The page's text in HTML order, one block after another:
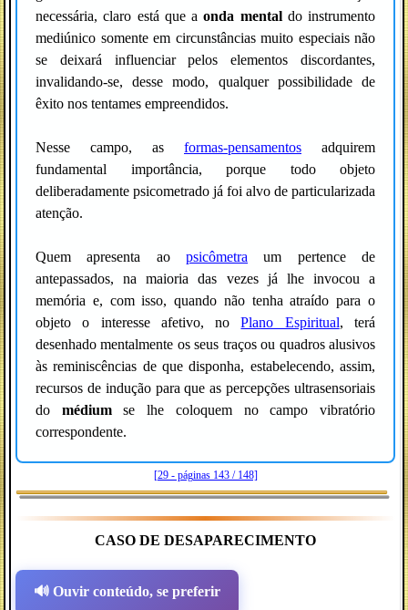
necessária, claro está que aonda mentaldo instrumento
mediúnico somente em circunstâncias muito especiais não
se deixará influenciar pelos elementos discordantes,
invalidando-se, desse modo, qualquer possibilidade de
êxito nos tentames empreendidos.
Nesse campo, as formas-pensamentos adquirem
fundamental importância, porque todo objeto
deliberadamente psicometrado já foi alvo de particularizada
atenção.
Quem apresenta ao psicômetra um pertence de
antepassados, na maioria das vezes já lhe invocou a
memória e, com isso, quando não tenha atraído para o
objeto o interesse afetivo, noPlano Espiritual, terá
desenhado mentalmente os seus traços ou quadros alusivos
às reminiscências de que disponha, estabelecendo, assim,
recursos de indução para que as percepções ultrasensoriais
do médiumse lhe coloquem no campo vibratório
correspondente.
[29 - páginas 143 / 148]
CASO DE DESAPARECIMENTO
🔊 Ouvir conteúdo, se preferir